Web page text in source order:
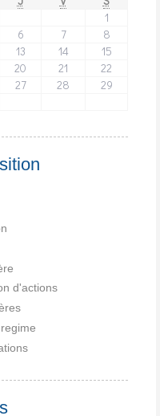
1
6 7
8
13 14
15
20 21
22
27 28
29
d'actions